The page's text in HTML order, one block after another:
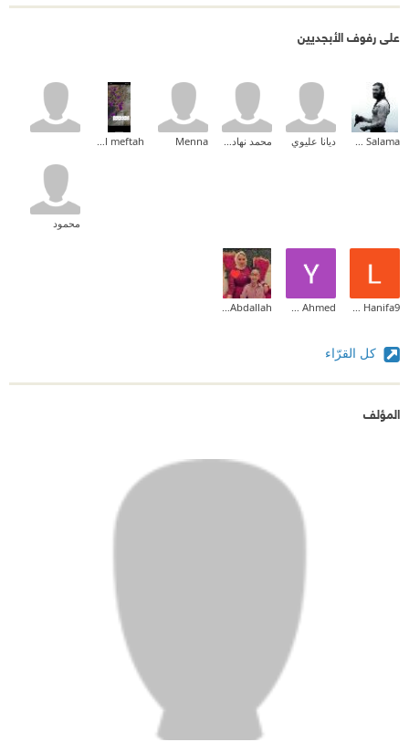
على رفوف الأبجديين
ديانا عليوي Menna
محمود
كل القرّاء
المؤلف